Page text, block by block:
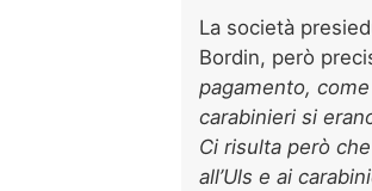
La società
Bordin, però
pagamento,
carabinieri si
Ci risulta però
all’Uls e ai